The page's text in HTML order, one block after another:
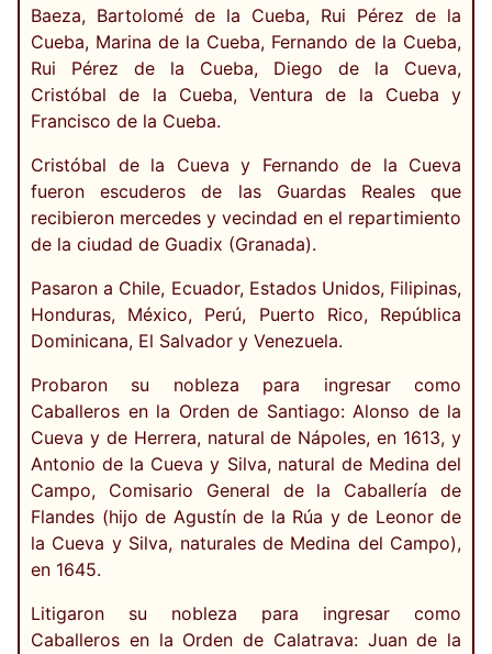
Baeza, Bartolomé de la Cueba, Rui Pérez de la
Cueba, Marina de la Cueba, Fernando de la Cueba,
Rui Pérez de la Cueba, Diego de la Cueva,
Cristóbal de la Cueba, Ventura de la Cueba y
Francisco de la Cueba.
Cristóbal de la Cueva y Fernando de la Cueva
fueron escuderos de las Guardas Reales que
recibieron mercedes y vecindad en el repartimiento
de la ciudad de Guadix (Granada).
Pasaron a Chile, Ecuador, Estados Unidos, Filipinas,
Honduras, México, Perú, Puerto Rico, República
Dominicana, El Salvador y Venezuela.
Probaron su nobleza para ingresar como
Caballeros en la Orden de Santiago: Alonso de la
Cueva y de Herrera, natural de Nápoles, en 1613, y
Antonio de la Cueva y Silva, natural de Medina del
Campo, Comisario General de la Caballería de
Flandes (hijo de Agustín de la Rúa y de Leonor de
la Cueva y Silva, naturales de Medina del Campo),
en 1645.
Litigaron su nobleza para ingresar como
Caballeros en la Orden de Calatrava: Juan de la